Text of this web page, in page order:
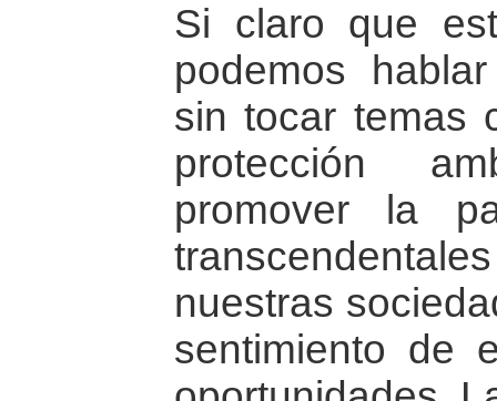
Si claro que
podemos
sin tocar temas
protección
promover la
nuestras
sentimiento de